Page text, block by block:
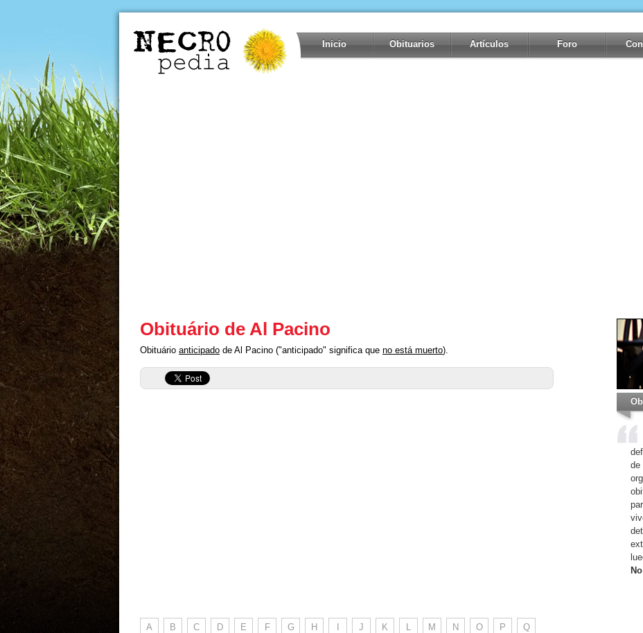
Inicio Obituarios Artículos Foro
Obituário de Al Pacino
Obituário anticipado de Al Pacino ("anticipado" significa que no está muerto).
A B C D E F G H J K L M N O P Q
de